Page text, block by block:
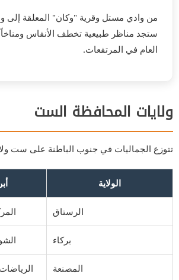
من وادي مستل وقرية "وكان" المعلقة إلى
ستجد مناظر طبيعية تخطف الأنفاس
العام في المرتفعات.
ولايات المحافظة الست
تتوزع الجماليات في جنوب الباطنة على ست
الولاية
الرستاق
بركاء
المصنعة